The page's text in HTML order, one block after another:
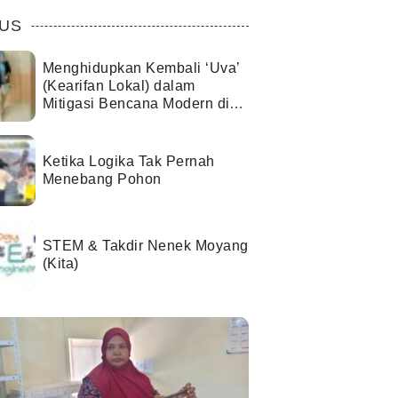
Menghidupkan Kembali ‘Uva’
(Kearifan Lokal) dalam
Mitigasi Bencana Modern di
Ketika Logika Tak Pernah
Menebang Pohon
STEM & Takdir Nenek Moyang
(Kita)